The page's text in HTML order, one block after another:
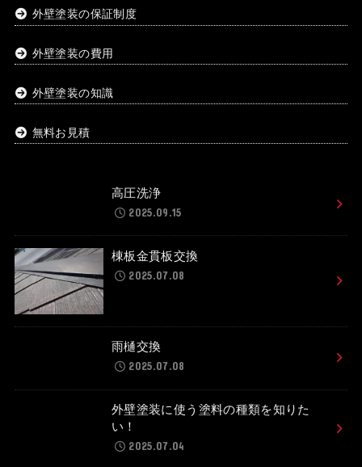
外壁塗装の保証制度
外壁塗装の費用
外壁塗装の知識
無料お見積
高圧洗浄
2025.09.15
棟板金貫板交換
2025.07.08
雨樋交換
2025.07.08
外壁塗装に使う塗料の種類を知りた
い！
2025.07.04